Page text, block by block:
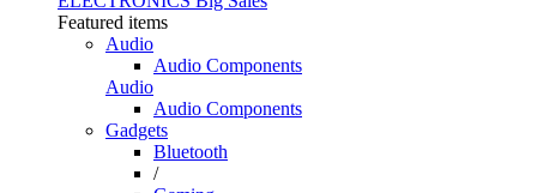
Featured items
Audio
Audio Components
Audio
Audio Components
Gadgets
Bluetooth
/